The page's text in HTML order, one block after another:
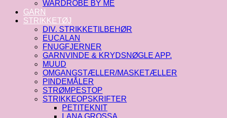
WARDROBE BY ME
GARN
STRIKKETØJ
DIV. STRIKKETILBEHØR
EUCALAN
FNUGFJERNER
GARNVINDE & KRYDSNØGLE APP.
MUUD
OMGANGSTÆLLER/MASKETÆLLER
PINDEMÅLER
STRØMPESTOP
STRIKKEOPSKRIFTER
PETITEKNIT
LANA GROSSA